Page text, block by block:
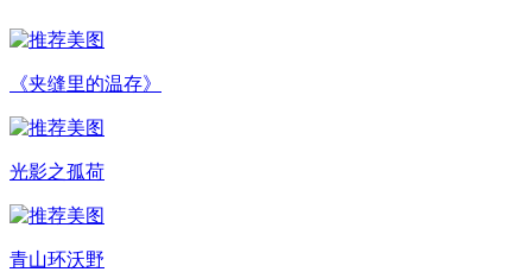
《夹缝里的温存》
光影之孤荷
青山环沃野